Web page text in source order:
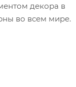
декора в
во всем мире.